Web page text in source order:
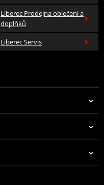
Liberec Prodejna oblečení a
doplňků
Liberec Servis